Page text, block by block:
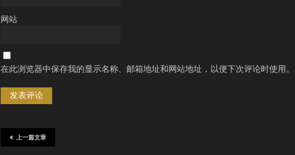
网站
在此浏览器中保存我的显示名称、邮箱地址和网站地址，以便下次评论时使用。
上一篇文章